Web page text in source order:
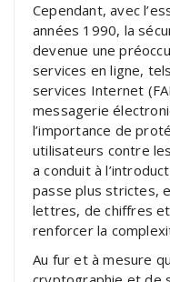
Cependant, avec
années 1990, la
devenue une
services en ligne,
services Internet
messagerie
l’importance de
utilisateurs contre
a conduit à
passe plus strictes,
lettres, de chiffres
renforcer la
Au fur et à mesure